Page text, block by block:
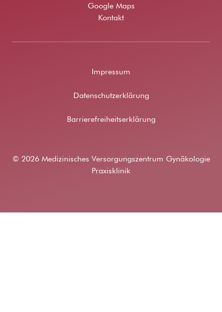
Google Maps
Kontakt
© 2026 Medizinisches Versorgungszentrum Gynäkologie
Praxisklinik
Impressum
Datenschutzerklärung
Barrierefreiheitserklärung